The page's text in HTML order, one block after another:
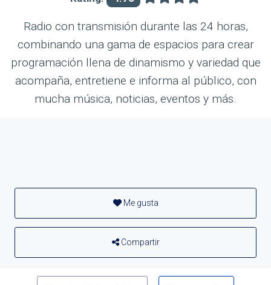
Radio con transmisión durante las 24 horas,
combinando una gama de espacios para crear
programación llena de dinamismo y variedad que
acompaña, entretiene e informa al público, con
mucha música, noticias, eventos y más.
Me gusta
Compartir